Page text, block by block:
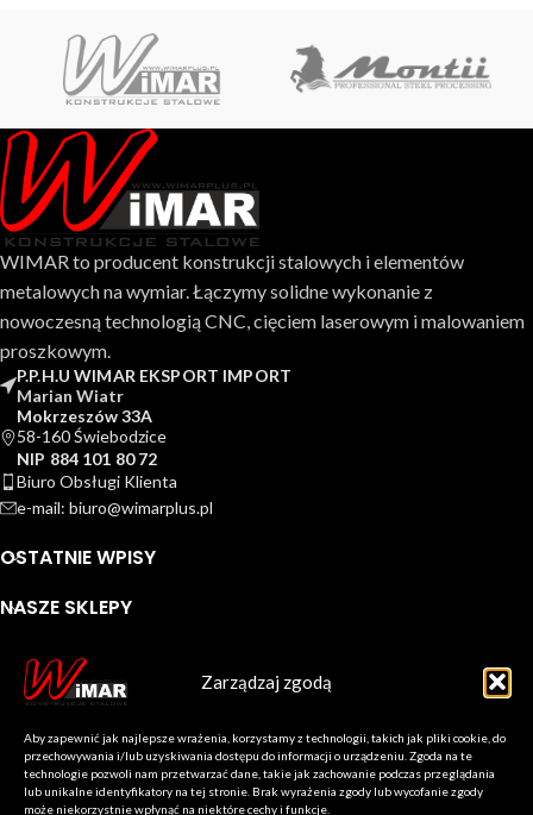
Zarządzaj zgodą
Aby zapewnić jak najlepsze wrażenia, korzystamy z technologii, takich jak pliki cookie, do
przechowywania i/lub uzyskiwania dostępu do informacji o urządzeniu. Zgoda na te
technologie pozwoli nam przetwarzać dane, takie jak zachowanie podczas przeglądania
lub unikalne identyfikatory na tej stronie. Brak wyrażenia zgody lub wycofanie zgody
może niekorzystnie wpłynąć na niektóre cechy i funkcje.
WIMAR to producent konstrukcji stalowych i elementów
metalowych na wymiar. Łączymy solidne wykonanie z
nowoczesną technologią CNC, cięciem laserowym i malowaniem
proszkowym.
P.P.H.U WIMAR EKSPORT IMPORT
Marian Wiatr
Mokrzeszów 33A
58-160 Świebodzice
NIP 884 101 80 72
Biuro Obsługi Klienta
e-mail: biuro@wimarplus.pl
OSTATNIE WPISY
NASZE SKLEPY
PRZYDATNE LINKI
NASZE SOCIAL MEDIA
WIMARPLUS.PL WiMAR | Konstrukcje Stalowe Fabryka
Konstrukcji 2026